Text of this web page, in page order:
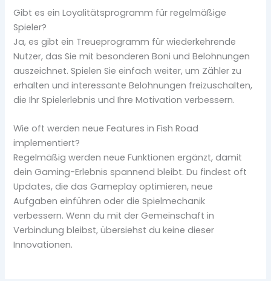
Gibt es ein Loyalitätsprogramm für regelmäßige
Spieler?
Ja, es gibt ein Treueprogramm für wiederkehrende
Nutzer, das Sie mit besonderen Boni und Belohnungen
auszeichnet. Spielen Sie einfach weiter, um Zähler zu
erhalten und interessante Belohnungen freizuschalten,
die Ihr Spielerlebnis und Ihre Motivation verbessern.
Wie oft werden neue Features in Fish Road
implementiert?
Regelmäßig werden neue Funktionen ergänzt, damit
dein Gaming-Erlebnis spannend bleibt. Du findest oft
Updates, die das Gameplay optimieren, neue
Aufgaben einführen oder die Spielmechanik
verbessern. Wenn du mit der Gemeinschaft in
Verbindung bleibst, übersiehst du keine dieser
Innovationen.